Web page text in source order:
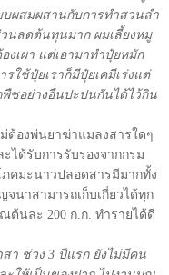
บผสมผสานกับการทำสวนลำ
นลดต้นทุนมาก ผมเลี้ยงหมู
งเผา แต่เอามาทำปุ๋ยหมัก
ใช้ปุ๋ยเราก็มีปุ๋ยเคมีเร่งแต่
ชอย่างอื่นปะปนกันได้ไว้กิน
ต้องพ่นยาฆ่าแมลงสารใดๆ
ได้รับการรับรองจากกรม
คมะนาวปลอดสารมีมากทั้ง
นาสามารถเก็บเกี่ยวได้ทุก
ต้นละ 200 ก.ก. ทำรายได้ดี
ช่วง 3 ปีแรก ยังไม่มีคน